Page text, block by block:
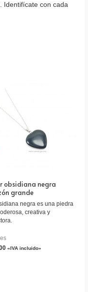
Identifícate con cada
obsidiana negra
grande
negra es una piedra
creativa y
«IVA incluido»